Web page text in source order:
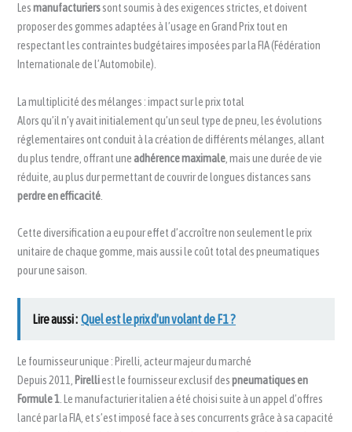
Lesmanufacturierssont soumis à des exigences strictes, et doivent
proposer des gommes adaptées à l’usage en Grand Prix tout en
respectant les contraintes budgétaires imposées par la FIA (Fédération
Internationale de l’Automobile).
La multiplicité des mélanges : impact sur le prix total
Alors qu’il n’y avait initialement qu’un seul type de pneu, les évolutions
réglementaires ont conduit à la création de différents mélanges, allant
du plus tendre, offrant uneadhérence maximale , mais une durée de vie
réduite, au plus dur permettant de couvrir de longues distances sans
perdre en efficacité
Cette diversification a eu pour effet d’accroître non seulement le prix
unitaire de chaque gomme, mais aussi le coût total des pneumatiques
pour une saison.
Lire aussi : Quel est le prix d'un volant de F1 ?
Le fournisseur unique : Pirelli, acteur majeur du marché
Depuis 2011,Pirelliest le fournisseur exclusif despneumatiques en
Formule 1 . Le manufacturier italien a été choisi suite à un appel d’offres
lancé par la FIA, et s’est imposé face à ses concurrents grâce à sa capacité